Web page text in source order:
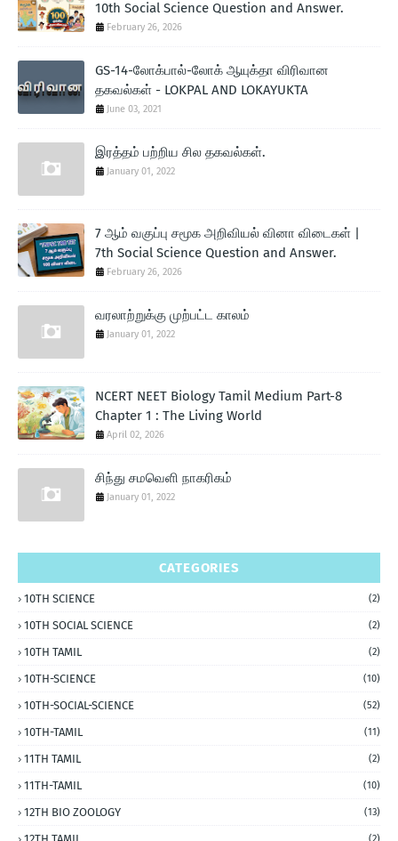
10th Social Science Question and Answer.
February 26, 2026
GS-14-லோக்பால்-லோக் ஆயுக்தா விரிவான
தகவல்கள் - LOKPAL AND LOKAYUKTA
June 03, 2021
இரத்தம் பற்றிய சில தகவல்கள்.
January 01, 2022
7 ஆம் வகுப்பு சமூக அறிவியல் வினா விடைகள் |
7th Social Science Question and Answer.
February 26, 2026
வரலாற்றுக்கு முற்பட்ட காலம்
January 01, 2022
NCERT NEET Biology Tamil Medium Part-8
Chapter 1 : The Living World
April 02, 2026
சிந்து சமவெளி நாகரிகம்
January 01, 2022
CATEGORIES
10TH SCIENCE (2)
10TH SOCIAL SCIENCE (2)
10TH TAMIL (2)
10TH-SCIENCE (10)
10TH-SOCIAL-SCIENCE (52)
10TH-TAMIL (11)
11TH TAMIL (2)
11TH-TAMIL (10)
12TH BIO ZOOLOGY (13)